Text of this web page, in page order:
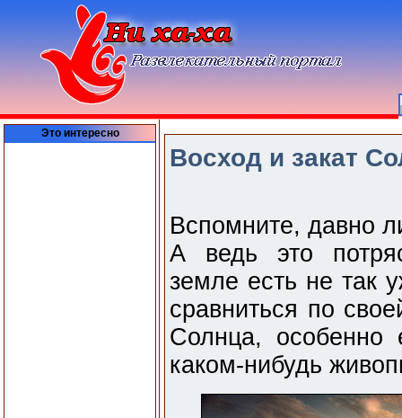
Это интересно
Восход и закат
Вспомните, давно
А ведь это
земле есть не так
сравниться по
Солнца, особенно
каком-нибудь